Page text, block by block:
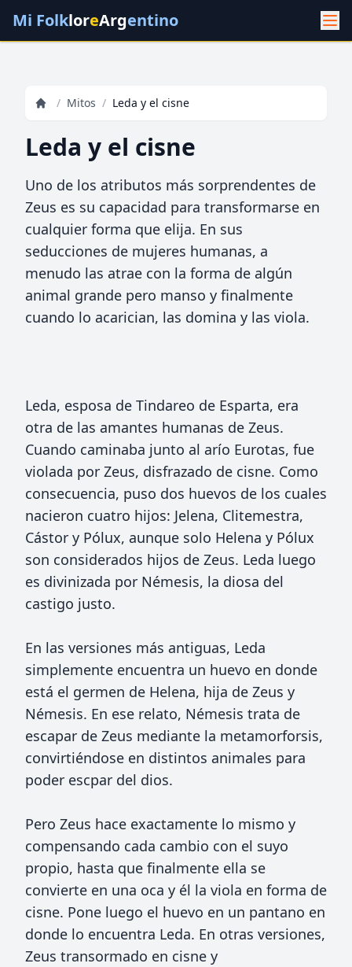
Mi FolkloreArgentino
/ Mitos / Leda y el cisne
Leda y el cisne
Uno de los atributos más sorprendentes de
Zeus es su capacidad para transformarse en
cualquier forma que elija. En sus
seducciones de mujeres humanas, a
menudo las atrae con la forma de algún
animal grande pero manso y finalmente
cuando lo acarician, las domina y las viola.
Leda, esposa de Tindareo de Esparta, era
otra de las amantes humanas de Zeus.
Cuando caminaba junto al arío Eurotas, fue
violada por Zeus, disfrazado de cisne. Como
consecuencia, puso dos huevos de los cuales
nacieron cuatro hijos: Jelena, Clitemestra,
Cástor y Pólux, aunque solo Helena y Pólux
son considerados hijos de Zeus. Leda luego
es divinizada por Némesis, la diosa del
castigo justo.
En las versiones más antiguas, Leda
simplemente encuentra un huevo en donde
está el germen de Helena, hija de Zeus y
Némesis. En ese relato, Némesis trata de
escapar de Zeus mediante la metamorforsis,
convirtiéndose en distintos animales para
poder escpar del dios.
Pero Zeus hace exactamente lo mismo y
compensando cada cambio con el suyo
propio, hasta que finalmente ella se
convierte en una oca y él la viola en forma de
cisne. Pone luego el huevo en un pantano en
donde lo encuentra Leda. En otras versiones,
Zeus transormado en cisne y